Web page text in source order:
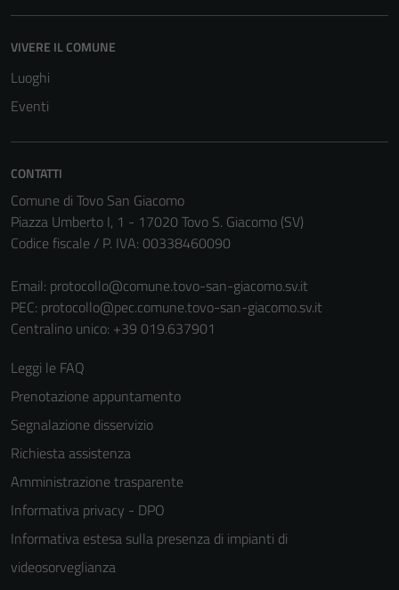
VIVERE IL COMUNE
Luoghi
Eventi
CONTATTI
Comune di Tovo San Giacomo
Piazza Umberto I, 1 - 17020 Tovo S. Giacomo (SV)
Codice fiscale / P. IVA: 00338460090
Email: protocollo@comune.tovo-san-giacomo.sv.it
PEC: protocollo@pec.comune.tovo-san-giacomo.sv.it
Centralino unico: +39 019.637901
Leggi le FAQ
Prenotazione appuntamento
Segnalazione disservizio
Richiesta assistenza
Amministrazione trasparente
Informativa privacy - DPO
Informativa estesa sulla presenza di impianti di
videosorveglianza
sono necessari
disabilitati.
personali.